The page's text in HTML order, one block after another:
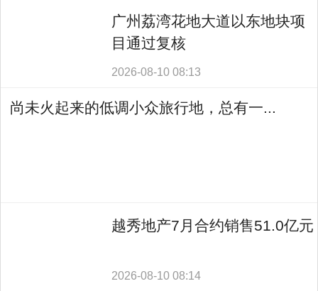
广州荔湾花地大道以东地块项
目通过复核
2026-08-10 08:13
尚未火起来的低调小众旅行地，总有一...
越秀地产7月合约销售51.0亿元
2026-08-10 08:14